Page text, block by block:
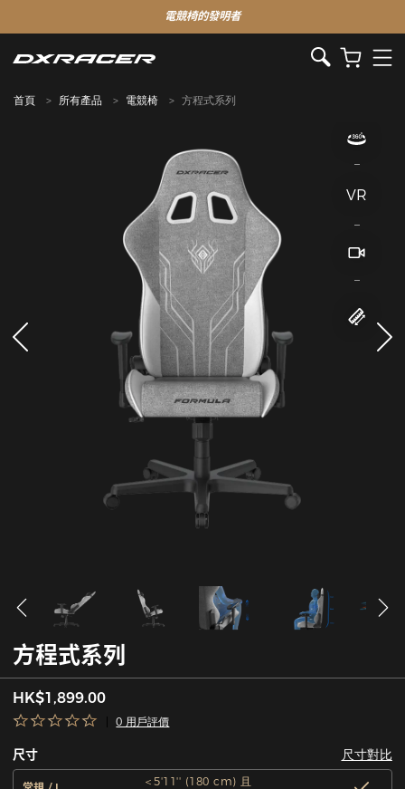
電競椅的發明者
首頁 所有產品 電競椅 方程式系列
VR
方程式系列
HK$1,899.00
0 用戶評價
尺寸 尺寸對比
＜5'11'' (180 cm) 且